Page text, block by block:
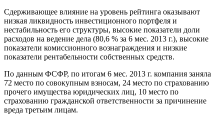
Сдерживающее влияние на уровень рейтинга оказывают
низкая ликвидность инвестиционного портфеля и
нестабильность его структуры, высокие показатели доли
расходов на ведение дела (80,6 % за 6 мес. 2013 г.), высокие
показатели комиссионного вознаграждения и низкие
показатели рентабельности собственных средств.
По данным ФСФР, по итогам 6 мес. 2013 г. компания заняла
72 место по совокупным взносам, 24 место по страхованию
прочего имущества юридических лиц, 10 место по
страхованию гражданской ответственности за причинение
вреда третьим лицам.